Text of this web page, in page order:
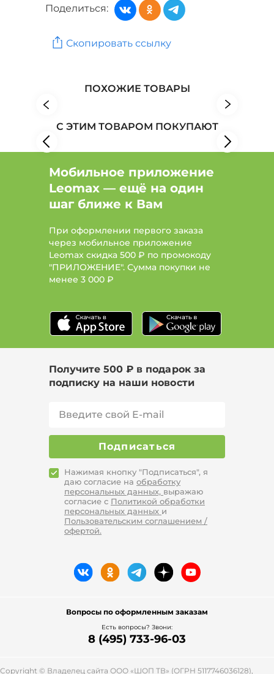
Длина стандартная
Женская одежда: Бренд EL
Поделиться:
Скопировать ссылку
ПОХОЖИЕ ТОВАРЫ
С ЭТИМ ТОВАРОМ ПОКУПАЮТ
Мобильное приложение
Leomax — ещё на один
шаг ближе к Вам
При оформлении первого заказа
через мобильное приложение
Leomax скидка 500 ₽ по промокоду
"ПРИЛОЖЕНИЕ". Сумма покупки не
менее 3 000 ₽
Получите 500 ₽ в подарок за
подписку на наши новости
Подписаться
Нажимая кнопку "Подписаться", я
даю согласие на обработку
персональных данных, выражаю
согласие с Политикой обработки
персональных данных и
Пользовательским соглашением /
офертой.
Вопросы по оформленным заказам
Есть вопросы? Звони:
8 (495) 733-96-03
Copyright © Владелец сайта ООО «ШОП ТВ» (ОГРН 5117746036128),